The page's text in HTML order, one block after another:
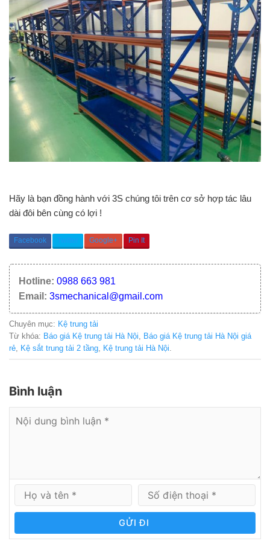
Hãy là bạn đồng hành với 3S chúng tôi trên cơ sở hợp tác lâu
dài đôi bên cùng có lợi !
Facebook Twitter Google+ Pin It
Hotline: 0988 663 981
Email: 3smechanical@gmail.com
Chuyên mục: Kệ trung tải
Từ khóa: Báo giá Kệ trung tải Hà Nội
Báo giá Kệ trung tải Hà Nội giá
rẻ Kệ sắt trung tải 2 tầng Kệ trung tải Hà Nội
Bình luận
GỬI ĐI